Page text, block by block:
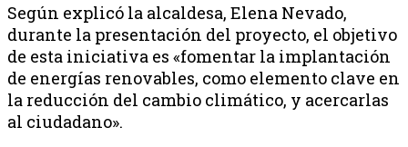
Según explicó la alcaldesa, Elena Nevado,
durante la presentación del proyecto, el objetivo
de esta iniciativa es «fomentar la implantación
de energías renovables, como elemento clave en
la reducción del cambio climático, y acercarlas
al ciudadano».